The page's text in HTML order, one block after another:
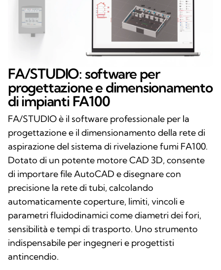
FA/STUDIO: software per
progettazione e dimensionamento
di impianti FA100
FA/STUDIO è il software professionale per la
progettazione e il dimensionamento della rete di
aspirazione del sistema di rivelazione fumi FA100.
Dotato di un potente motore CAD 3D, consente
di importare file AutoCAD e disegnare con
precisione la rete di tubi, calcolando
automaticamente coperture, limiti, vincoli e
parametri fluidodinamici come diametri dei fori,
sensibilità e tempi di trasporto. Uno strumento
indispensabile per ingegneri e progettisti
antincendio.